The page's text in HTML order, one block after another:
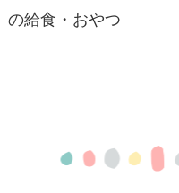
の給食・おやつ